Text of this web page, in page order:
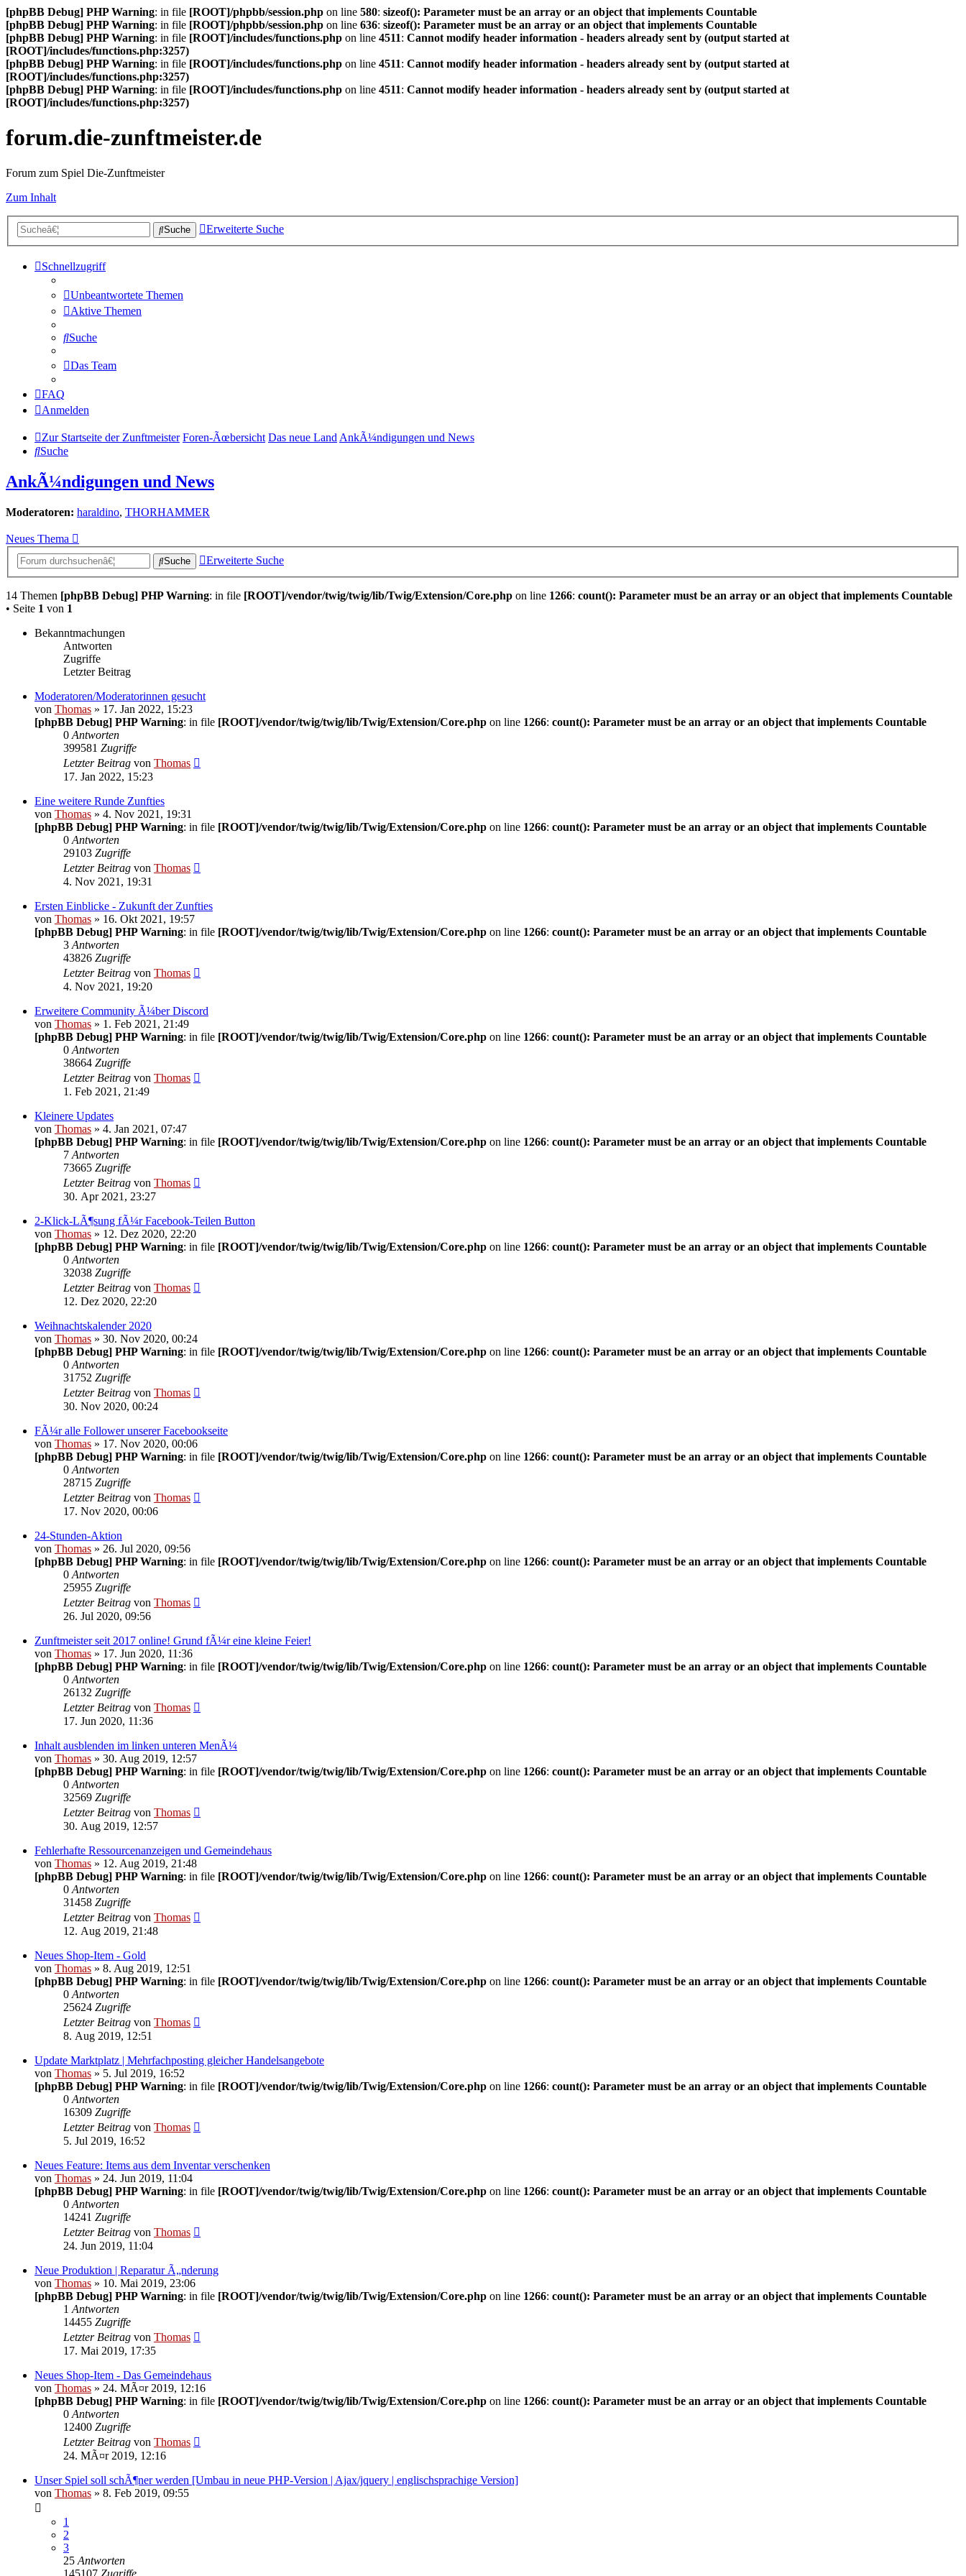
[phpBB Debug] PHP Warning: in file [ROOT]/phpbb/session.php on line 580: sizeof(): Parameter must be an array or an object that implements Countable
[phpBB Debug] PHP Warning: in file [ROOT]/phpbb/session.php on line 636: sizeof(): Parameter must be an array or an object that implements Countable
[phpBB Debug] PHP Warning: in file [ROOT]/includes/functions.php on line 4511: Cannot modify header information - headers already sent by (output started at
[ROOT]/includes/functions.php:3257)
[phpBB Debug] PHP Warning: in file [ROOT]/includes/functions.php on line 4511: Cannot modify header information - headers already sent by (output started at
[ROOT]/includes/functions.php:3257)
[phpBB Debug] PHP Warning: in file [ROOT]/includes/functions.php on line 4511: Cannot modify header information - headers already sent by (output started at
[ROOT]/includes/functions.php:3257)
forum.die-zunftmeister.de
Forum zum Spiel Die-Zunftmeister
Zum Inhalt
Suche Erweiterte Suche
Schnellzugriff
Unbeantwortete Themen
Aktive Themen
Suche
Das Team
FAQ
Anmelden
Zur Startseite der Zunftmeister Foren-Ãœbersicht Das neue LandAnkÃ¼ndigungen und News
Suche
AnkÃ¼ndigungen und News
Moderatoren: haraldino, THORHAMMER
Neues Thema
Suche Erweiterte Suche
14 Themen [phpBB Debug] PHP Warning: in file [ROOT]/vendor/twig/twig/lib/Twig/Extension/Core.php on line 1266: count(): Parameter must be an array or an object that implements Countable
• Seite 1 von 1
Bekanntmachungen
Antworten
Zugriffe
Letzter Beitrag
Moderatoren/Moderatorinnen gesucht
von Thomas » 17. Jan 2022, 15:23
[phpBB Debug] PHP Warning: in file [ROOT]/vendor/twig/twig/lib/Twig/Extension/Core.php on line 1266: count(): Parameter must be an array or an object that implements Countable
0 Antworten
399581 Zugriffe
Letzter Beitrag von Thomas
17. Jan 2022, 15:23
Eine weitere Runde Zunfties
von Thomas » 4. Nov 2021, 19:31
[phpBB Debug] PHP Warning: in file [ROOT]/vendor/twig/twig/lib/Twig/Extension/Core.php on line 1266: count(): Parameter must be an array or an object that implements Countable
0 Antworten
29103 Zugriffe
Letzter Beitrag von Thomas
4. Nov 2021, 19:31
Ersten Einblicke - Zukunft der Zunfties
von Thomas » 16. Okt 2021, 19:57
[phpBB Debug] PHP Warning: in file [ROOT]/vendor/twig/twig/lib/Twig/Extension/Core.php on line 1266: count(): Parameter must be an array or an object that implements Countable
3 Antworten
43826 Zugriffe
Letzter Beitrag von Thomas
4. Nov 2021, 19:20
Erweitere Community Ã¼ber Discord
von Thomas » 1. Feb 2021, 21:49
[phpBB Debug] PHP Warning: in file [ROOT]/vendor/twig/twig/lib/Twig/Extension/Core.php on line 1266: count(): Parameter must be an array or an object that implements Countable
0 Antworten
38664 Zugriffe
Letzter Beitrag von Thomas
1. Feb 2021, 21:49
Kleinere Updates
von Thomas » 4. Jan 2021, 07:47
[phpBB Debug] PHP Warning: in file [ROOT]/vendor/twig/twig/lib/Twig/Extension/Core.php on line 1266: count(): Parameter must be an array or an object that implements Countable
7 Antworten
73665 Zugriffe
Letzter Beitrag von Thomas
30. Apr 2021, 23:27
2-Klick-LÃ¶sung fÃ¼r Facebook-Teilen Button
von Thomas » 12. Dez 2020, 22:20
[phpBB Debug] PHP Warning: in file [ROOT]/vendor/twig/twig/lib/Twig/Extension/Core.php on line 1266: count(): Parameter must be an array or an object that implements Countable
0 Antworten
32038 Zugriffe
Letzter Beitrag von Thomas
12. Dez 2020, 22:20
Weihnachtskalender 2020
von Thomas » 30. Nov 2020, 00:24
[phpBB Debug] PHP Warning: in file [ROOT]/vendor/twig/twig/lib/Twig/Extension/Core.php on line 1266: count(): Parameter must be an array or an object that implements Countable
0 Antworten
31752 Zugriffe
Letzter Beitrag von Thomas
30. Nov 2020, 00:24
FÃ¼r alle Follower unserer Facebookseite
von Thomas » 17. Nov 2020, 00:06
[phpBB Debug] PHP Warning: in file [ROOT]/vendor/twig/twig/lib/Twig/Extension/Core.php on line 1266: count(): Parameter must be an array or an object that implements Countable
0 Antworten
28715 Zugriffe
Letzter Beitrag von Thomas
17. Nov 2020, 00:06
24-Stunden-Aktion
von Thomas » 26. Jul 2020, 09:56
[phpBB Debug] PHP Warning: in file [ROOT]/vendor/twig/twig/lib/Twig/Extension/Core.php on line 1266: count(): Parameter must be an array or an object that implements Countable
0 Antworten
25955 Zugriffe
Letzter Beitrag von Thomas
26. Jul 2020, 09:56
Zunftmeister seit 2017 online! Grund fÃ¼r eine kleine Feier!
von Thomas » 17. Jun 2020, 11:36
[phpBB Debug] PHP Warning: in file [ROOT]/vendor/twig/twig/lib/Twig/Extension/Core.php on line 1266: count(): Parameter must be an array or an object that implements Countable
0 Antworten
26132 Zugriffe
Letzter Beitrag von Thomas
17. Jun 2020, 11:36
Inhalt ausblenden im linken unteren MenÃ¼
von Thomas » 30. Aug 2019, 12:57
[phpBB Debug] PHP Warning: in file [ROOT]/vendor/twig/twig/lib/Twig/Extension/Core.php on line 1266: count(): Parameter must be an array or an object that implements Countable
0 Antworten
32569 Zugriffe
Letzter Beitrag von Thomas
30. Aug 2019, 12:57
Fehlerhafte Ressourcenanzeigen und Gemeindehaus
von Thomas » 12. Aug 2019, 21:48
[phpBB Debug] PHP Warning: in file [ROOT]/vendor/twig/twig/lib/Twig/Extension/Core.php on line 1266: count(): Parameter must be an array or an object that implements Countable
0 Antworten
31458 Zugriffe
Letzter Beitrag von Thomas
12. Aug 2019, 21:48
Neues Shop-Item - Gold
von Thomas » 8. Aug 2019, 12:51
[phpBB Debug] PHP Warning: in file [ROOT]/vendor/twig/twig/lib/Twig/Extension/Core.php on line 1266: count(): Parameter must be an array or an object that implements Countable
0 Antworten
25624 Zugriffe
Letzter Beitrag von Thomas
8. Aug 2019, 12:51
Update Marktplatz | Mehrfachposting gleicher Handelsangebote
von Thomas » 5. Jul 2019, 16:52
[phpBB Debug] PHP Warning: in file [ROOT]/vendor/twig/twig/lib/Twig/Extension/Core.php on line 1266: count(): Parameter must be an array or an object that implements Countable
0 Antworten
16309 Zugriffe
Letzter Beitrag von Thomas
5. Jul 2019, 16:52
Neues Feature: Items aus dem Inventar verschenken
von Thomas » 24. Jun 2019, 11:04
[phpBB Debug] PHP Warning: in file [ROOT]/vendor/twig/twig/lib/Twig/Extension/Core.php on line 1266: count(): Parameter must be an array or an object that implements Countable
0 Antworten
14241 Zugriffe
Letzter Beitrag von Thomas
24. Jun 2019, 11:04
Neue Produktion | Reparatur Ã„nderung
von Thomas » 10. Mai 2019, 23:06
[phpBB Debug] PHP Warning: in file [ROOT]/vendor/twig/twig/lib/Twig/Extension/Core.php on line 1266: count(): Parameter must be an array or an object that implements Countable
1 Antworten
14455 Zugriffe
Letzter Beitrag von Thomas
17. Mai 2019, 17:35
Neues Shop-Item - Das Gemeindehaus
von Thomas » 24. MÃ¤r 2019, 12:16
[phpBB Debug] PHP Warning: in file [ROOT]/vendor/twig/twig/lib/Twig/Extension/Core.php on line 1266: count(): Parameter must be an array or an object that implements Countable
0 Antworten
12400 Zugriffe
Letzter Beitrag von Thomas
24. MÃ¤r 2019, 12:16
Unser Spiel soll schÃ¶ner werden [Umbau in neue PHP-Version | Ajax/jquery | englischsprachige Version]
von Thomas » 8. Feb 2019, 09:55
1
2
3
25 Antworten
145107 Zugriffe